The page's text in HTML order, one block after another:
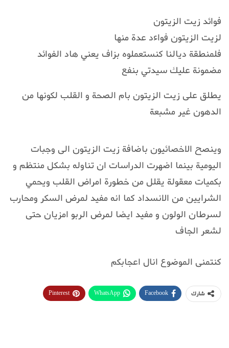
فوائد زيت الزيتون
لزيت الزيتون فواءد عدة منها
فلمنطقة ديالنا كنستعملوه بزاف يعني هاد الفوائد
مضمونة عليك سيدتي بنفع
يطلق على زيت الزيتون بام الصحة و القلب لكونها من
الدهون غير مشبعة
وينصح الاخصائيون باضافة زيت الزيتون الى وجبات
اليومية بينما اضهرت الدراسات ان تناوله بشكل منتظم و
بكميات معقولة يقلل من خطورة امراض القلب ويحمي
الشرايين من الانسداد كما انه مفيد لمرض السكر ومحارب
لسرطان الولون و مفيد ايضا لمرض الربو امزيان حتى
لشعر الجاف
كنتمنى الموضوع انال اعجابكم
شارك Facebook
WhatsApp
Pinterest